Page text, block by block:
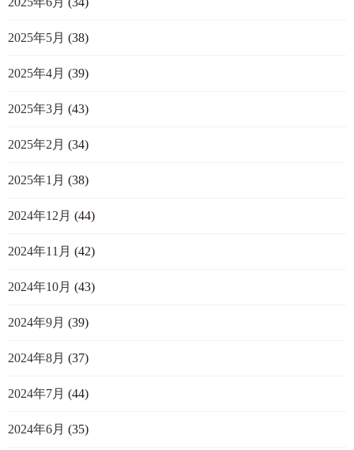
2025年5月 (38)
2025年4月 (39)
2025年3月 (43)
2025年2月 (34)
2025年1月 (38)
2024年12月 (44)
2024年11月 (42)
2024年10月 (43)
2024年9月 (39)
2024年8月 (37)
2024年7月 (44)
2024年6月 (35)